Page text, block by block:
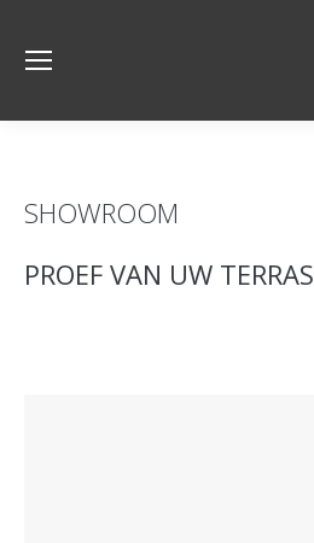
SHOWROOM
PROEF VAN UW TERRAS